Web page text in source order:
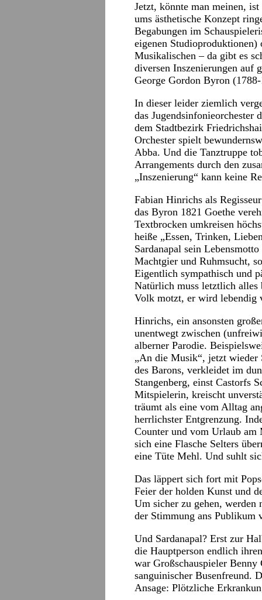
Jetzt, könnte man meinen,
ums ästhetische Konzept
Begabungen im
eigenen
Musikalischen – da gibt es
diversen Inszenierungen auf
George Gordon Byron
In dieser leider ziemlich
das Jugendsinfonieorchester
dem Stadtbezirk
Orchester spielt
Abba. Und die Tanztruppe
Arrangements durch den
„Inszenierung“ kann keine
Fabian Hinrichs als
das Byron 1821 Goethe
Textbrocken umkreisen
heiße „Essen, Trinken,
Sardanapal sein
Machtgier und Ruhmsucht,
Eigentlich sympathisch und
Natürlich muss letztlich alles
Volk motzt, er wird lebendig
Hinrichs, ein ansonsten
unentwegt zwischen
alberner Parodie.
„An die Musik“, jetzt wieder
des Barons, verkleidet im
Stangenberg, einst Castorfs
Mitspielerin, kreischt
träumt als eine vom Alltag
herrlichster Entgrenzung.
Counter und vom Urlaub am
sich eine Flasche Selters
eine Tüte Mehl. Und suhlt
Das läppert sich fort mit
Feier der holden Kunst und
Um sicher zu gehen,
der Stimmung ans Publikum
Und Sardanapal? Erst zur
die Hauptperson endlich
war Großschauspieler Benny
sanguinischer Busenfreund.
Ansage: Plötzliche